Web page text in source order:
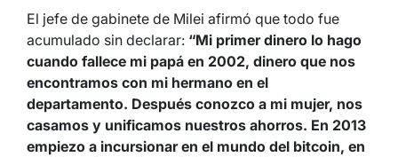
El jefe de gabinete de Milei afirmó que todo fue
acumulado sin declarar: “Mi primer dinero lo hago
cuando fallece mi papá en 2002, dinero que nos
encontramos con mi hermano en el
departamento. Después conozco a mi mujer, nos
casamos y unificamos nuestros ahorros. En 2013
empiezo a incursionar en el mundo del bitcoin, en